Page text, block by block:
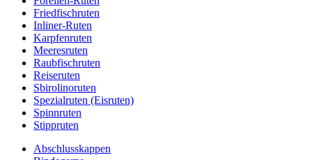
Friedfischruten
Inliner-Ruten
Karpfenruten
Meeresruten
Raubfischruten
Reiseruten
Sbirolinoruten
Spezialruten (Eisruten)
Spinnruten
Stippruten
Abschlusskappen